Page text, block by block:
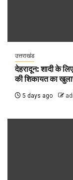
उत्तराखंड
देहरादून: शादी के
की शिकायत का
5 days ago